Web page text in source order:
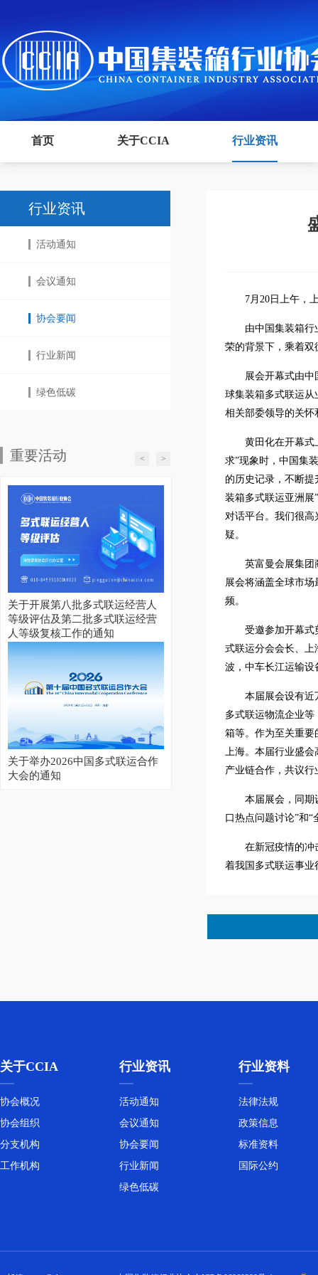
首页 关于CCIA 行业资讯
行业资讯
活动通知
会议通知
协会要闻
行业新闻
绿色低碳
重要活动 < >
关于开展第八批多式联运经营人
等级评估及第二批多式联运经营
人等级复核工作的通知
关于举办2026中国多式联运合作
大会的通知
关于开展2026年科技成果评估工
7月20日上午，
由中国集装箱行
荣的背景下，乘着
展会开幕式由
球集装箱多式联运
相关部委领导的关
黄田化在开幕式
求”现象时，中国集
的历史记录，不断
装箱多式联运亚洲
对话平台。我们很高
疑。
英富曼会展集团
展会将涵盖全球市
频。
受邀参加开幕式
式联运分会会长、
波，中车长江运输
本届展会设有近
多式联运物流企业
箱等。作为至关重
上海。本届行业盛
产业链合作，共议行
本届展会，同期
口热点问题讨论”和
在新冠疫情的冲
着我国多式联运事
关于CCIA
协会概况
协会组织
分支机构
工作机构
行业资讯
活动通知
会议通知
协会要闻
行业新闻
绿色低碳
行业资料
法律法规
政策信息
标准资料
国际公约